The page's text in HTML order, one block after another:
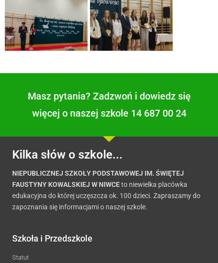
Masz pytania? Zadzwoń i dowiedz się
więcej o naszej szkole 14 687 00 24
Kilka słów o szkole...
NIEPUBLICZNEJ SZKOŁY PODSTAWOWEJ IM. ŚWIĘTEJ
FAUSTYNY KOWALSKIEJ W NIWCEto niewielka placówka
edukacyjna do której uczęszcza ok. 100 dzieci. Zapraszamy do
zapoznania się informacjami o naszej szkole.
Szkoła i Przedszkole
Statut